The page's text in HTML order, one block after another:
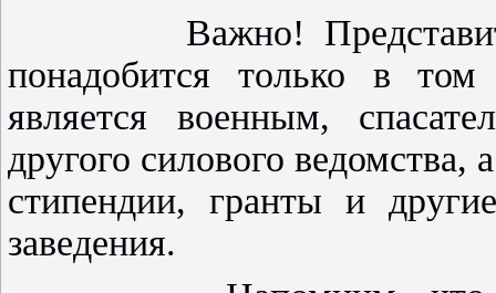
Важно! Представить
понадобится только в
является военным,
другого силового ведомства,
стипендии, гранты и
заведения.